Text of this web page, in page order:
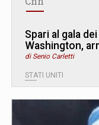
Spari al gala
Washington,
di Senio Carletti
STATI UNITI